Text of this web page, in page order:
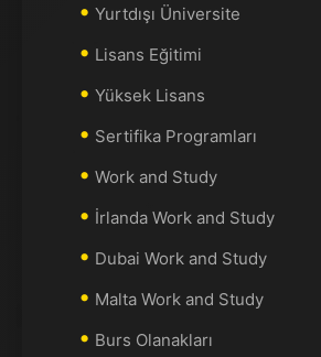
Yurtdışı Üniversite
Lisans Eğitimi
Yüksek Lisans
Sertifika Programları
Work and Study
İrlanda Work and Study
Dubai Work and Study
Malta Work and Study
Burs Olanakları